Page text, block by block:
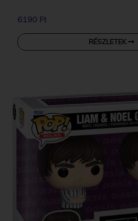
6190 Ft
RÉSZLETEK